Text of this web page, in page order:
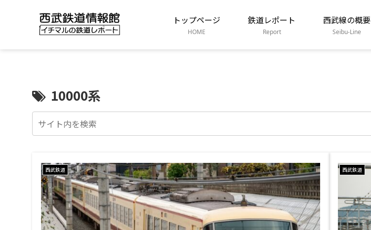
トップページ
HOME
鉄道レポート
Report
西武線の概要
Seibu-Line
10000系
西武鉄道 西武鉄道